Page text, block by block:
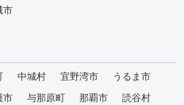
市
中城村 宜野湾市
うるま市
市 与那原町 那覇市
読谷村